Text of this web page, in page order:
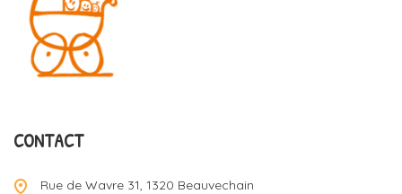
CONTACT
Rue de Wavre 31, 1320 Beauvechain